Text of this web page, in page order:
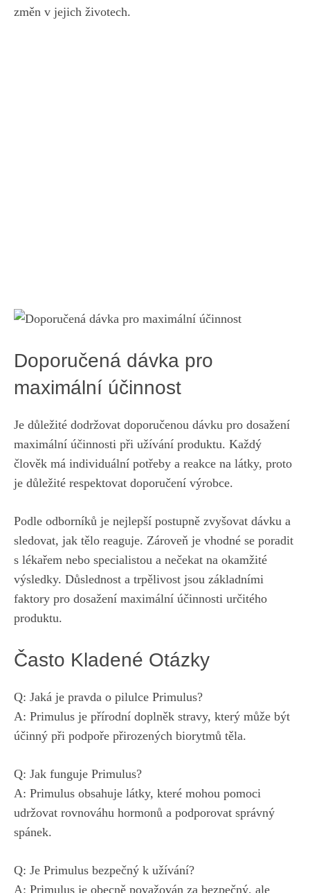
změn v jejich životech.
Doporučená dávka pro
maximální účinnost
Je důležité dodržovat doporučenou dávku pro dosažení
maximální účinnosti při užívání produktu. Každý
člověk má individuální potřeby a reakce na látky, proto
je důležité respektovat doporučení výrobce.
Podle odborníků je nejlepší postupně zvyšovat dávku a
sledovat, jak tělo reaguje. Zároveň je vhodné se poradit
s lékařem nebo specialistou a nečekat na okamžité
výsledky. Důslednost a trpělivost jsou základními
faktory pro dosažení maximální účinnosti určitého
produktu.
Často Kladené Otázky
Q: Jaká je pravda o pilulce Primulus?
A: Primulus je přírodní doplněk stravy, který může být
účinný při podpoře přirozených biorytmů těla.
Q: Jak funguje Primulus?
A: Primulus obsahuje látky, které mohou pomoci
udržovat rovnováhu hormonů a podporovat správný
spánek.
Q: Je Primulus bezpečný k užívání?
A: Primulus je obecně považován za bezpečný, ale